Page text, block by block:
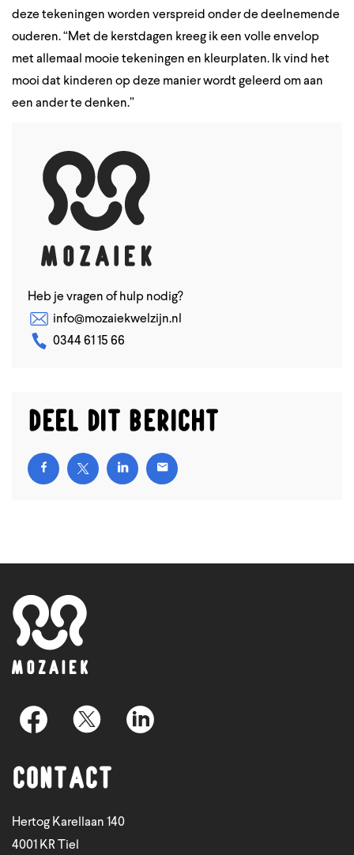
deze tekeningen worden verspreid onder de deelnemende
ouderen. “Met de kerstdagen kreeg ik een volle envelop
met allemaal mooie tekeningen en kleurplaten. Ik vind het
mooi dat kinderen op deze manier wordt geleerd om aan
een ander te denken.”
Heb je vragen of hulp nodig?
info@mozaiekwelzijn.nl
0344 61 15 66
Deel dit bericht
Contact
Hertog Karellaan 140
4001 KR Tiel